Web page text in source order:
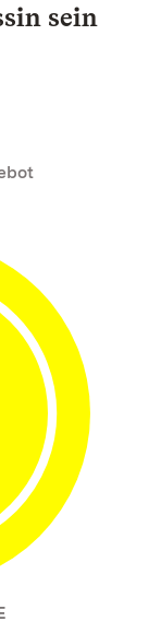
sein